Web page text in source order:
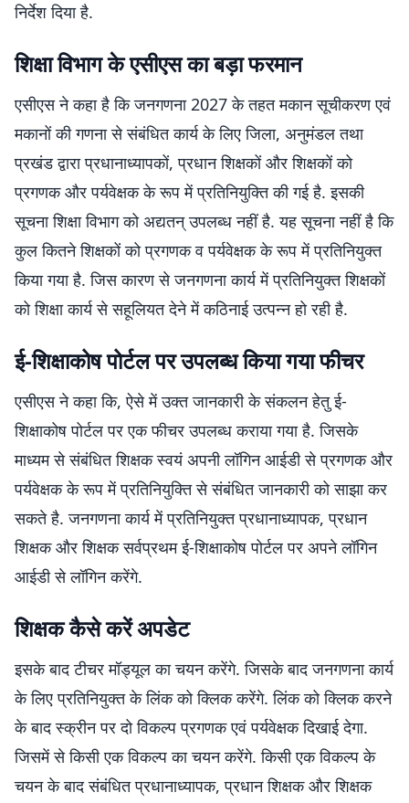
निर्देश दिया है.
शिक्षा विभाग के एसीएस का बड़ा फरमान
एसीएस ने कहा है कि जनगणना 2027 के तहत मकान सूचीकरण एवं
मकानों की गणना से संबंधित कार्य के लिए जिला, अनुमंडल तथा
प्रखंड द्वारा प्रधानाध्यापकों, प्रधान शिक्षकों और शिक्षकों को
प्रगणक और पर्यवेक्षक के रूप में प्रतिनियुक्ति की गई है. इसकी
सूचना शिक्षा विभाग को अद्यतन् उपलब्ध नहीं है. यह सूचना नहीं है कि
कुल कितने शिक्षकों को प्रगणक व पर्यवेक्षक के रूप में प्रतिनियुक्त
किया गया है. जिस कारण से जनगणना कार्य में प्रतिनियुक्त शिक्षकों
को शिक्षा कार्य से सहूलियत देने में कठिनाई उत्पन्न हो रही है.
ई-शिक्षाकोष पोर्टल पर उपलब्ध किया गया फीचर
एसीएस ने कहा कि, ऐसे में उक्त जानकारी के संकलन हेतु ई-
शिक्षाकोष पोर्टल पर एक फीचर उपलब्ध कराया गया है. जिसके
माध्यम से संबंधित शिक्षक स्वयं अपनी लॉगिन आईडी से प्रगणक और
पर्यवेक्षक के रूप में प्रतिनियुक्ति से संबंधित जानकारी को साझा कर
सकते है. जनगणना कार्य में प्रतिनियुक्त प्रधानाध्यापक, प्रधान
शिक्षक और शिक्षक सर्वप्रथम ई-शिक्षाकोष पोर्टल पर अपने लॉगिन
आईडी से लॉगिन करेंगे.
शिक्षक कैसे करें अपडेट
इसके बाद टीचर मॉड्यूल का चयन करेंगे. जिसके बाद जनगणना कार्य
के लिए प्रतिनियुक्त के लिंक को क्लिक करेंगे. लिंक को क्लिक करने
के बाद स्क्रीन पर दो विकल्प प्रगणक एवं पर्यवेक्षक दिखाई देगा.
जिसमें से किसी एक विकल्प का चयन करेंगे. किसी एक विकल्प के
चयन के बाद संबंधित प्रधानाध्यापक, प्रधान शिक्षक और शिक्षक